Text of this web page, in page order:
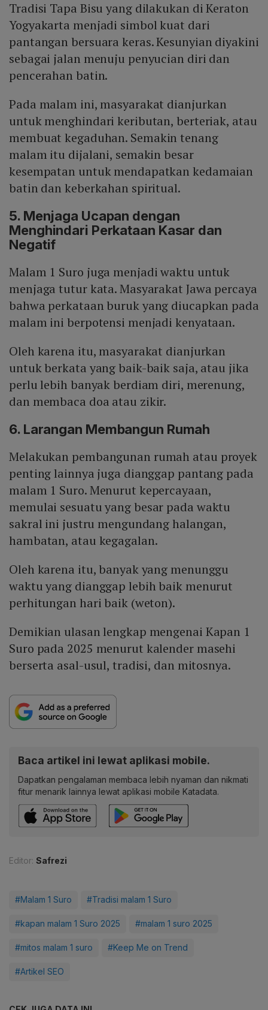
Tradisi Tapa Bisu yang dilakukan di Keraton
Yogyakarta menjadi simbol kuat dari
pantangan bersuara keras. Kesunyian diyakini
sebagai jalan menuju penyucian diri dan
pencerahan batin.
Pada malam ini, masyarakat dianjurkan
untuk menghindari keributan, berteriak, atau
membuat kegaduhan. Semakin tenang
malam itu dijalani, semakin besar
kesempatan untuk mendapatkan kedamaian
batin dan keberkahan spiritual.
5. Menjaga Ucapan dengan
Menghindari Perkataan Kasar dan
Negatif
Malam 1 Suro juga menjadi waktu untuk
menjaga tutur kata. Masyarakat Jawa percaya
bahwa perkataan buruk yang diucapkan pada
malam ini berpotensi menjadi kenyataan.
Oleh karena itu, masyarakat dianjurkan
untuk berkata yang baik-baik saja, atau jika
perlu lebih banyak berdiam diri, merenung,
dan membaca doa atau zikir.
6. Larangan Membangun Rumah
Melakukan pembangunan rumah atau proyek
penting lainnya juga dianggap pantang pada
malam 1 Suro. Menurut kepercayaan,
memulai sesuatu yang besar pada waktu
sakral ini justru mengundang halangan,
hambatan, atau kegagalan.
Oleh karena itu, banyak yang menunggu
waktu yang dianggap lebih baik menurut
perhitungan hari baik (weton).
Demikian ulasan lengkap mengenai Kapan 1
Suro pada 2025 menurut kalender masehi
berserta asal-usul, tradisi, dan mitosnya.
Baca artikel ini lewat aplikasi mobile.
Dapatkan pengalaman membaca lebih nyaman dan nikmati
fitur menarik lainnya lewat aplikasi mobile Katadata.
Editor: Safrezi
#Malam 1 Suro #Tradisi malam 1 Suro
#kapan malam 1 Suro 2025 #malam 1 suro 2025
#mitos malam 1 suro #Keep Me on Trend
#Artikel SEO